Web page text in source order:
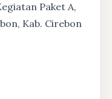
Paket A,
Kab. Cirebon